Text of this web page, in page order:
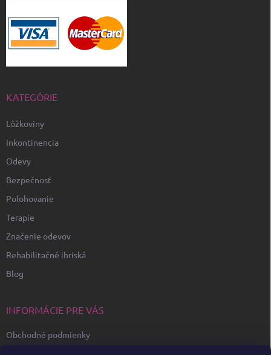
KATEGÓRIE
Lôžkoviny
Inkontinencia
Odevy
Bezpečnosť
Polohovanie
Terapie
Značenie odevov
Rehabilitačné ihriská
Blog
INFORMÁCIE PRE VÁS
Obchodné podmienky